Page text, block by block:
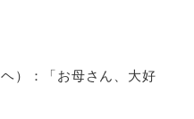
）：「お母さん、大好